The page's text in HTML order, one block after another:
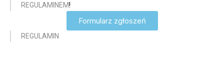
REGULAMINEM!
Formularz zgłoszeń
REGULAMIN